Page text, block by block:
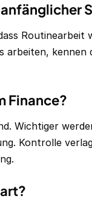
Routinearbeit
arbeiten, kennen
Finance?
Wichtiger
Kontrolle